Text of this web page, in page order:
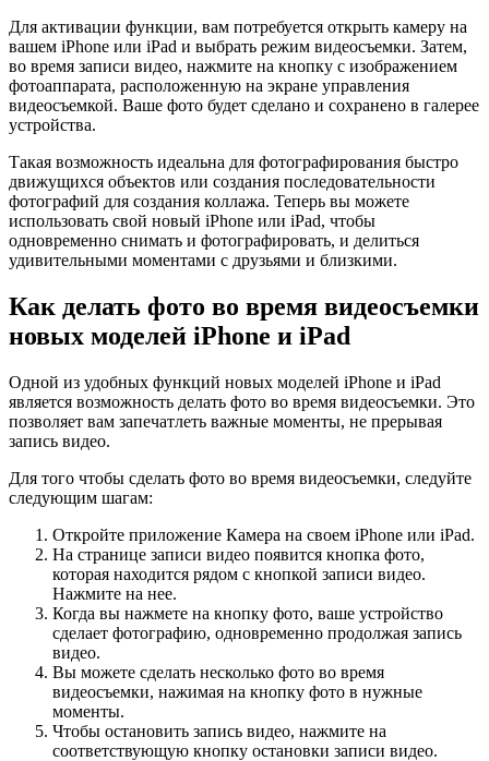
Для активации функции, вам потребуется открыть камеру на
вашем iPhone или iPad и выбрать режим видеосъемки. Затем,
во время записи видео, нажмите на кнопку с изображением
фотоаппарата, расположенную на экране управления
видеосъемкой. Ваше фото будет сделано и сохранено в галерее
устройства.
Такая возможность идеальна для фотографирования быстро
движущихся объектов или создания последовательности
фотографий для создания коллажа. Теперь вы можете
использовать свой новый iPhone или iPad, чтобы
одновременно снимать и фотографировать, и делиться
удивительными моментами с друзьями и близкими.
Как делать фото во время видеосъемки
новых моделей iPhone и iPad
Одной из удобных функций новых моделей iPhone и iPad
является возможность делать фото во время видеосъемки. Это
позволяет вам запечатлеть важные моменты, не прерывая
запись видео.
Для того чтобы сделать фото во время видеосъемки, следуйте
следующим шагам:
Откройте приложение Камера на своем iPhone или iPad.
На странице записи видео появится кнопка фото,
которая находится рядом с кнопкой записи видео.
Нажмите на нее.
Когда вы нажмете на кнопку фото, ваше устройство
сделает фотографию, одновременно продолжая запись
видео.
Вы можете сделать несколько фото во время
видеосъемки, нажимая на кнопку фото в нужные
моменты.
Чтобы остановить запись видео, нажмите на
соответствующую кнопку остановки записи видео.